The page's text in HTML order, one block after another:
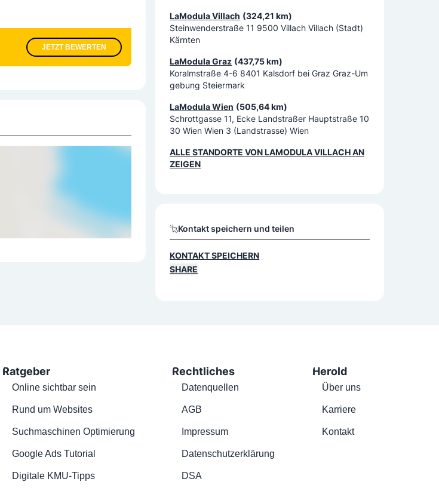
JETZT BEWERTEN
LaModula Villach (324,21 km)
Steinwenderstraße 11 9500 Villach Villach (Stadt)
Kärnten
LaModula Graz (437,75 km)
Koralmstraße 4-6 8401 Kalsdorf bei Graz Graz-Um
gebung Steiermark
LaModula Wien (505,64 km)
Schrottgasse 11, Ecke Landstraßer Hauptstraße 10
30 Wien Wien 3 (Landstrasse) Wien
ALLE STANDORTE VONLAMODULA VILLACHAN
ZEIGEN
Kontakt speichern und teilen
KONTAKT SPEICHERN
SHARE
Ratgeber
Online sichtbar sein
Rund um Websites
Suchmaschinen Optimierung
Google Ads Tutorial
Digitale KMU-Tipps
Rechtliches
Datenquellen
AGB
Impressum
Datenschutzerklärung
DSA
Herold
Über uns
Karriere
Kontakt